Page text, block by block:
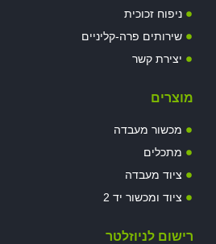
ניפוח זכוכית
שירותים פרה-קליניים
יצירת קשר
מוצרים
מכשור מעבדה
מתכלים
ציוד מעבדה
ציוד ומכשור יד 2
רישום לניוזלטר